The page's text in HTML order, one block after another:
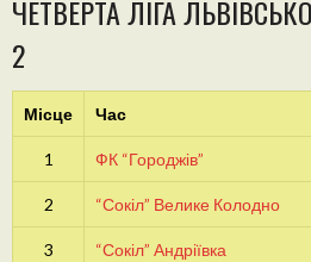
ЧЕТВЕРТА ЛІГА
2
Місце Час
1 ФК “Городжів”
2 “Сокіл” Велике Колодно
3 “Сокіл” Андріївка